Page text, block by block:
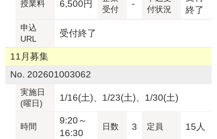
授業料 6,500円
受付
-
付状況
終了
申込
URL
受付終了
11月募集
No. 202601003062
実施日
(曜日)
1/16(土)、1/23(土)、1/30(土)
時間
9:20～
16:30
日数 3 定員 15人